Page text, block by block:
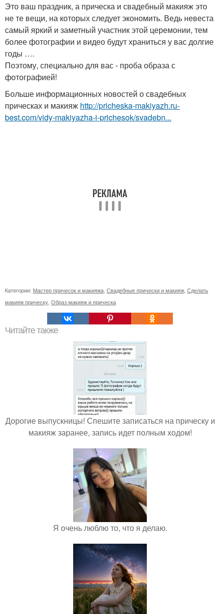
Это ваш праздник, а прическа и свадебный макияж это
не те вещи, на которых следует экономить. Ведь невеста
самый яркий и заметный участник этой церемонии, тем
более фотографии и видео будут храниться у вас долгие
годы ….
Поэтому, специально для вас - проба образа с
фотографией!
Больше информационных новостей о свадебных
прическах и макияж http://pricheska-makiyazh.ru-
best.com/vidy-makiyazha-i-prichesok/svadebn...
Категории: Мастер причесок и макияжа, Свадебные прически и макияж, Сделать
макияж прическу, Образ макияж и прическа
Читайте также
Дорогие выпускницы! Спешите записаться на прическу и
макияж заранее, запись идет полным ходом!
Я очень люблю то, что я делаю.